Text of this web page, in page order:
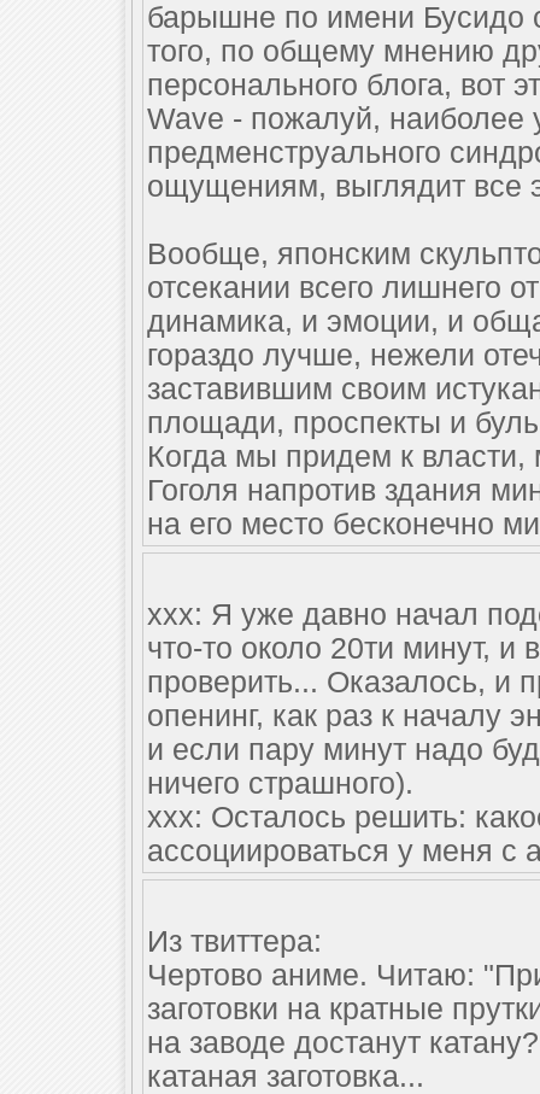
барышне по имени Бусидо
того, по общему мнению
персонального блога, вот
Wave - пожалуй, наиболее
предменструального
ощущениям, выглядит все
Вообще, японским
отсекании всего лишнего
динамика, и эмоции, и
гораздо лучше, нежели
заставившим своим
площади, проспекты и
Когда мы придем к
Гоголя напротив здания
на его место бесконечно
ххх: Я уже давно начал
что-то около 20ти минут, и
проверить... Оказалось, и
опенинг, как раз к началу
и если пару минут надо
ничего страшного).
ххх: Осталось решить:
ассоциироваться у меня с
Из твиттера:
Чертово аниме. Читаю:
заготовки на кратные
на заводе достанут
катаная заготовка...